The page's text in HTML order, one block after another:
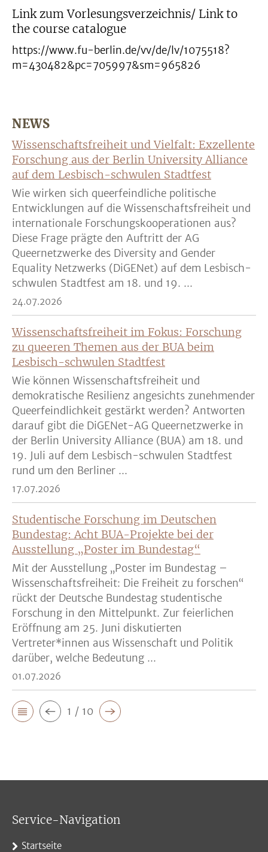
Link zum Vorlesungsverzeichnis/ Link to
the course catalogue
https://www.fu-berlin.de/vv/de/lv/1075518?
m=430482&pc=705997&sm=965826
NEWS
Wissenschaftsfreiheit und Vielfalt: Exzellente
Forschung aus der Berlin University Alliance
auf dem Lesbisch-schwulen Stadtfest
Wie wirken sich queerfeindliche politische
Entwicklungen auf die Wissenschaftsfreiheit und
internationale Forschungskooperationen aus?
Diese Frage prägte den Auftritt der AG
Queernetzwerke des Diversity and Gender
Equality Netzwerks (DiGENet) auf dem Lesbisch-
schwulen Stadtfest am 18. und 19. ...
24.07.2026
Wissenschaftsfreiheit im Fokus: Forschung
zu queeren Themen aus der BUA beim
Lesbisch-schwulen Stadtfest
Wie können Wissenschaftsfreiheit und
demokratische Resilienz angesichts zunehmender
Queerfeindlichkeit gestärkt werden? Antworten
darauf gibt die DiGENet-AG Queernetzwerke in
der Berlin University Alliance (BUA) am 18. und
19. Juli auf dem Lesbisch-schwulen Stadtfest
rund um den Berliner ...
17.07.2026
Studentische Forschung im Deutschen
Bundestag: Acht BUA-Projekte bei der
Ausstellung „Poster im Bundestag“
Mit der Ausstellung „Poster im Bundestag –
Wissenschaftsfreiheit: Die Freiheit zu forschen“
rückt der Deutsche Bundestag studentische
Forschung in den Mittelpunkt. Zur feierlichen
Eröffnung am 25. Juni diskutierten
Vertreter*innen aus Wissenschaft und Politik
darüber, welche Bedeutung ...
01.07.2026
1 / 10
Service-Navigation
Startseite